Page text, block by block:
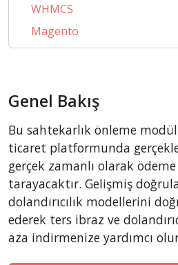
WHMCS
Magento
PrestaShop
AbanteCart
LiteCart
ZenCart
PinnacleCart
FoxyCart
Easy Digital Downloads
Genel Bakış
Bu sahtekarlık önleme
ticaret platformunda
gerçek zamanlı olarak ödeme
tarayacaktır. Gelişmiş
dolandırıcılık modellerini
ederek ters ibraz ve
aza indirmenize yardımcı